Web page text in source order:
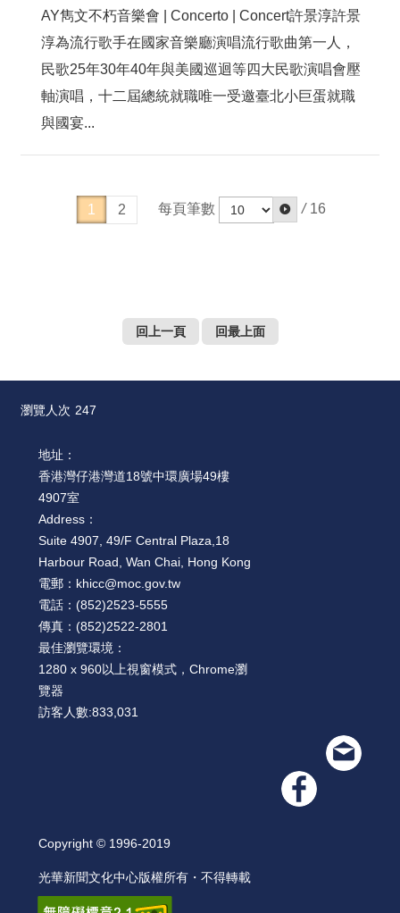
AY雋文不朽音樂會 | Concerto | Concert許景淳許景
淳為流行歌手在國家音樂廳演唱流行歌曲第一人，
民歌25年30年40年與美國巡迴等四大民歌演唱會壓
軸演唱，十二屆總統就職唯一受邀臺北小巨蛋就職
與國宴...
1 2 每頁筆數 / 16
回上一頁 回最上面
瀏覽人次 247
地址：
香港灣仔港灣道18號中環廣場49樓
4907室
Address：
Suite 4907, 49/F Central Plaza,18
Harbour Road, Wan Chai, Hong Kong
電郵： khicc@moc.gov.tw
電話： (852)2523-5555
傳真： (852)2522-2801
最佳瀏覽環境：
1280 x 960以上視窗模式，Chrome瀏
覽器
訪客人數:833,031
Copyright © 1996-2019
光華新聞文化中心版權所有・不得轉載